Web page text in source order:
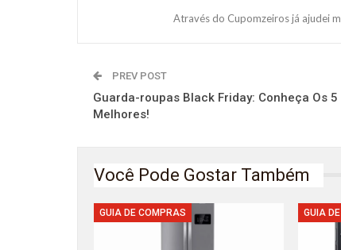
Através do Cupomzeiros já ajudei
PREV POST
Guarda-roupas Black Friday: Conheça Os 5
Melhores!
Você Pode Gostar Também
GUIA DE COMPRAS GUIA